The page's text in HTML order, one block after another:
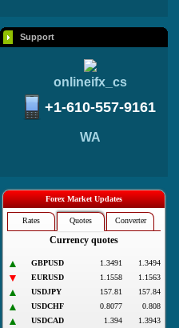
Support
onlineifx_cs
+1-610-557-9161
WA